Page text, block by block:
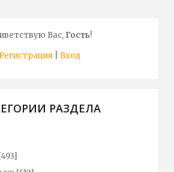
Вас,Гость!
Регистрация
Вход
РАЗДЕЛА